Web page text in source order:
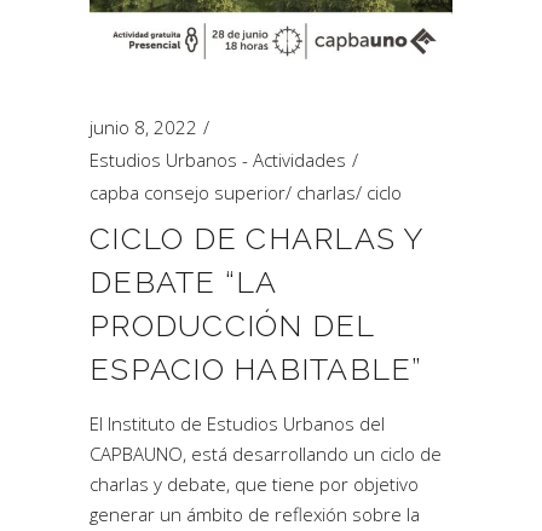
junio 8, 2022
Estudios Urbanos - Actividades
capba consejo superior/ charlas/ ciclo
CICLO DE CHARLAS Y
DEBATE “LA
PRODUCCIÓN DEL
ESPACIO HABITABLE”
El Instituto de Estudios Urbanos del
CAPBAUNO, está desarrollando un ciclo de
charlas y debate, que tiene por objetivo
generar un ámbito de reflexión sobre la